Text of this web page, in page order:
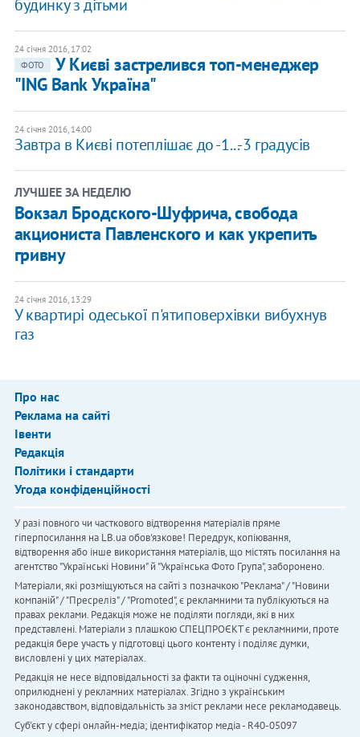
будинку з дітьми
24 січня 2016, 17:02
ФОТО
У Києві застрелився топ-менеджер
"ING Bank Україна"
24 січня 2016, 14:00
Завтра в Києві потеплішає до -1...-3 градусів
ЛУЧШЕЕ ЗА НЕДЕЛЮ
Вокзал Бродского-Шуфрича, свобода
акциониста Павленского и как укрепить
гривну
24 січня 2016, 13:29
У квартирі одеської п'ятиповерхівки вибухнув
газ
Про нас
Реклама на сайті
Івенти
Редакція
Політики і стандарти
Угода конфіденційності
У разі повного чи часткового відтворення матеріалів пряме
гіперпосилання на LB.ua обов'язкове! Передрук, копіювання,
відтворення або інше використання матеріалів, що містять посилання на
агентство "Українськi Новини" й "Українська Фото Група", заборонено.
Матеріали, які розміщуються на сайті з позначкою "Реклама" / "Новини
компаній" / "Пресреліз" / "Promoted", є рекламними та публікуються на
правах реклами. Редакція може не поділяти погляди, які в них
представлені. Матеріали з плашкою СПЕЦПРОЄКТ є рекламними, проте
редакція бере участь у підготовці цього контенту і поділяє думки,
висловлені у цих матеріалах.
Редакція не несе відповідальності за факти та оціночні судження,
оприлюднені у рекламних матеріалах. Згідно з українським
законодавством, відповідальність за зміст реклами несе рекламодавець.
Cуб'єкт у сфері онлайн-медіа; ідентифікатор медіа - R40-05097